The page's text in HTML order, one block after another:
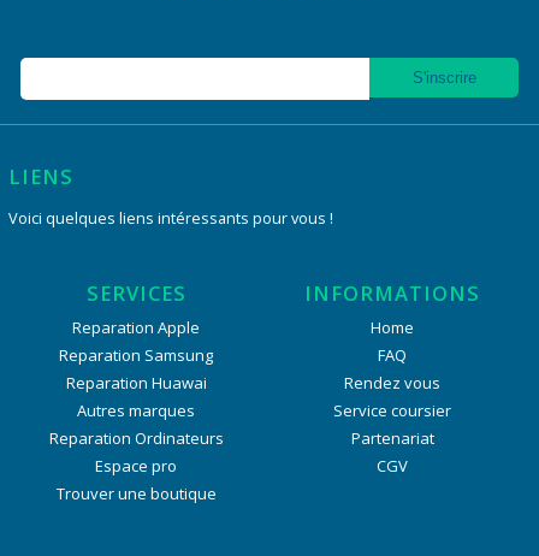
LIENS
Voici quelques liens intéressants pour vous !
SERVICES
Reparation Apple
Reparation Samsung
Reparation Huawai
Autres marques
Reparation Ordinateurs
Espace pro
Trouver une boutique
INFORMATIONS
Home
FAQ
Rendez vous
Service coursier
Partenariat
CGV